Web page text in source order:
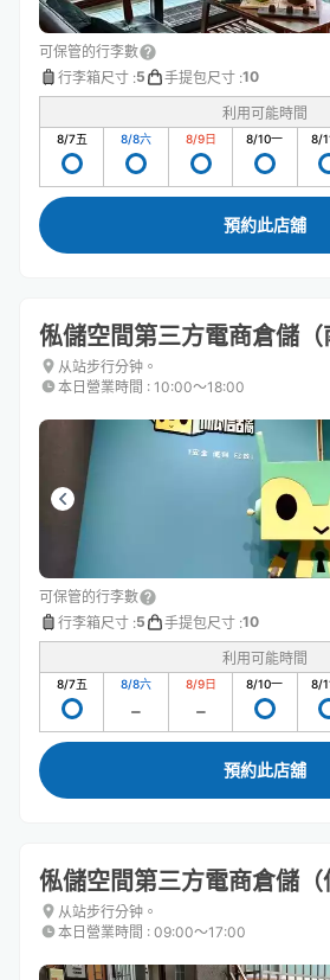
可保管的行李數
行李箱尺寸 :5 手提包尺寸 :10
利用可能時間
8/7五 8/8六 8/9日 8/10一 8/
預約此店舖
俬儲空間第三方電商倉儲（
从站步行分钟。
本日營業時間 : 10:00〜18:00
可保管的行李數
行李箱尺寸 :5 手提包尺寸 :10
利用可能時間
8/7五 8/8六 8/9日 8/10一 8/
預約此店舖
俬儲空間第三方電商倉儲（
从站步行分钟。
本日營業時間 : 09:00〜17:00